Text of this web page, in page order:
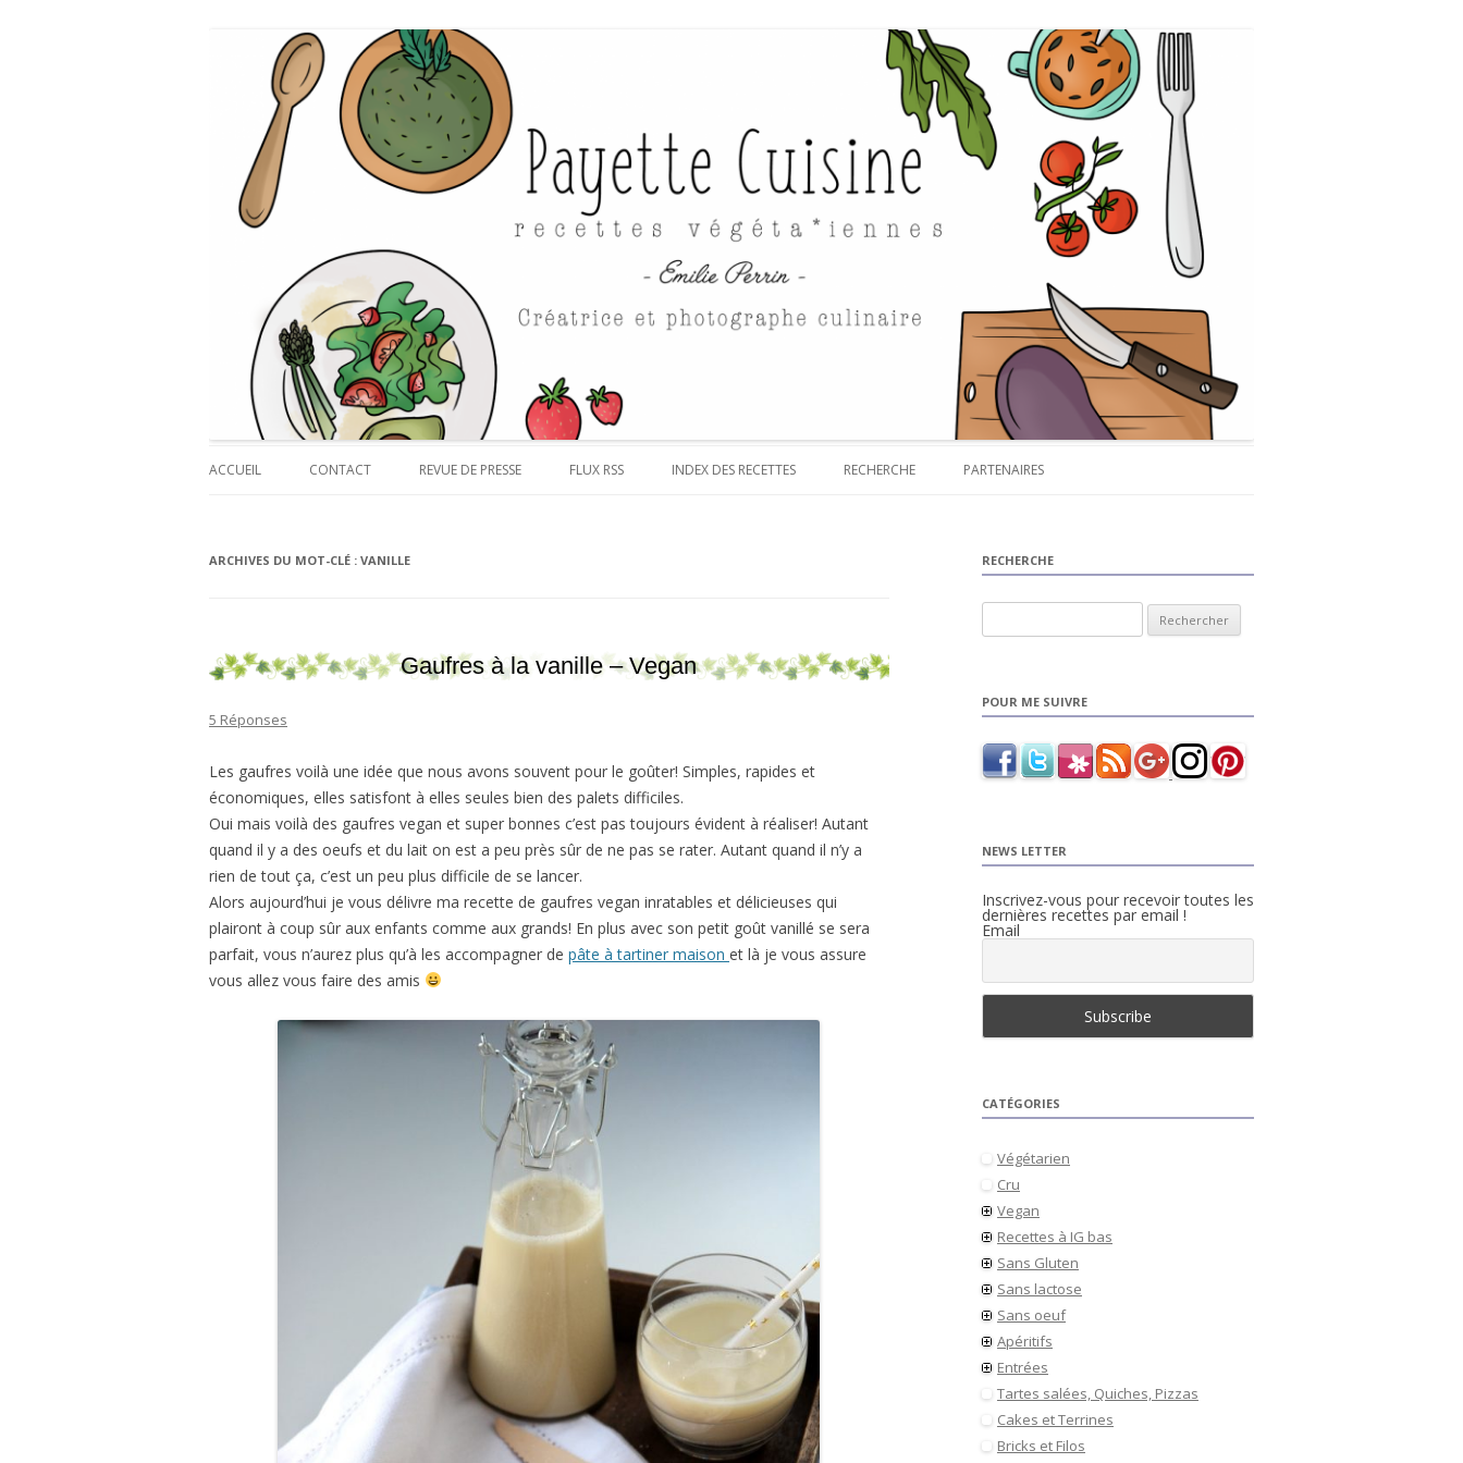
Payette cuisine
ACCUEIL CONTACT REVUE DE PRESSE FLUX RSS INDEX DES RECETTES RECHERCHE PARTENAIRES
ARCHIVES DU MOT-CLÉ : VANILLE
Gaufres à la vanille – Vegan
5 Réponses
Les gaufres voilà une idée que nous avons souvent pour le goûter! Simples, rapides et
économiques, elles satisfont à elles seules bien des palets difficiles.
Oui mais voilà des gaufres vegan et super bonnes c’est pas toujours évident à réaliser! Autant
quand il y a des oeufs et du lait on est a peu près sûr de ne pas se rater. Autant quand il n’y a
rien de tout ça, c’est un peu plus difficile de se lancer.
Alors aujourd’hui je vous délivre ma recette de gaufres vegan inratables et délicieuses qui
plairont à coup sûr aux enfants comme aux grands! En plus avec son petit goût vanillé se sera
parfait, vous n’aurez plus qu’à les accompagner de pâte à tartiner maison et là je vous assure
vous allez vous faire des amis
RECHERCHE
POUR ME SUIVRE
NEWS LETTER
Inscrivez-vous pour recevoir toutes les
dernières recettes par email !
Email
CATÉGORIES
Végétarien
Cru
Vegan
Recettes à IG bas
Sans Gluten
Sans lactose
Sans oeuf
Apéritifs
Entrées
Tartes salées, Quiches, Pizzas
Cakes et Terrines
Bricks et Filos